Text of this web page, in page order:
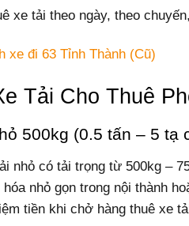
xe tải theo ngày, theo
xe đi 63 Tỉnh Thành (Cũ)
Tải Cho Thuê
500kg (0.5 tấn – 5 tạ
nhỏ có tải trọng từ 500kg –
nhỏ gọn trong nội thành
tiền khi chở hàng thuê xe